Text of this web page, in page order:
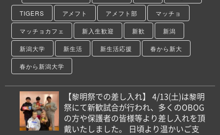
TIGERS アメフト アメフト部 マッチョ
マッチョカフェ 新入生歓迎 新歓 新潟
新潟大学 新生活 新生活応援 春から新大
春から新潟大学
【黎明祭での差し入れ】 4/13(土)は黎明
祭にて新歓試合が行われ、多くのOBOG
の方や保護者の皆様等より差し入れを頂
戴いたしました。 日頃より温かいご支